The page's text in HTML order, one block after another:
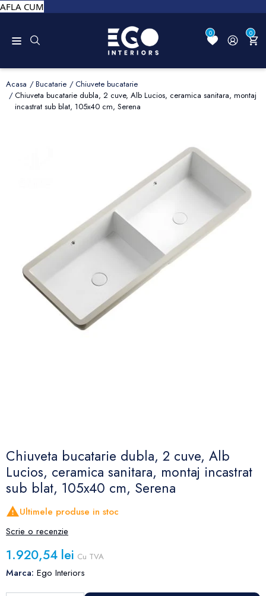
AFLA CUM
0 0
Acasa Bucatarie
Chiuvete bucatarie
Chiuveta bucatarie dubla, 2 cuve, Alb Lucios, ceramica sanitara, montaj
incastrat sub blat, 105x40 cm, Serena
Chiuveta bucatarie dubla, 2 cuve, Alb
Lucios, ceramica sanitara, montaj incastrat
sub blat, 105x40 cm, Serena
Ultimele produse in stoc
Scrie o recenzie
1.920,54 lei Cu TVA
Marca: Ego Interiors